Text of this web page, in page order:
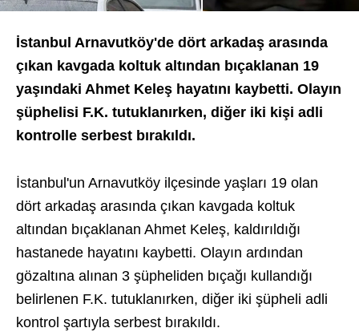
İstanbul Arnavutköy'de dört arkadaş arasında
çıkan kavgada koltuk altından bıçaklanan 19
yaşındaki Ahmet Keleş hayatını kaybetti. Olayın
şüphelisi F.K. tutuklanırken, diğer iki kişi adli
kontrolle serbest bırakıldı.
İstanbul'un Arnavutköy ilçesinde yaşları 19 olan
dört arkadaş arasında çıkan kavgada koltuk
altından bıçaklanan Ahmet Keleş, kaldırıldığı
hastanede hayatını kaybetti. Olayın ardından
gözaltına alınan 3 şüpheliden bıçağı kullandığı
belirlenen F.K. tutuklanırken, diğer iki şüpheli adli
kontrol şartıyla serbest bırakıldı.